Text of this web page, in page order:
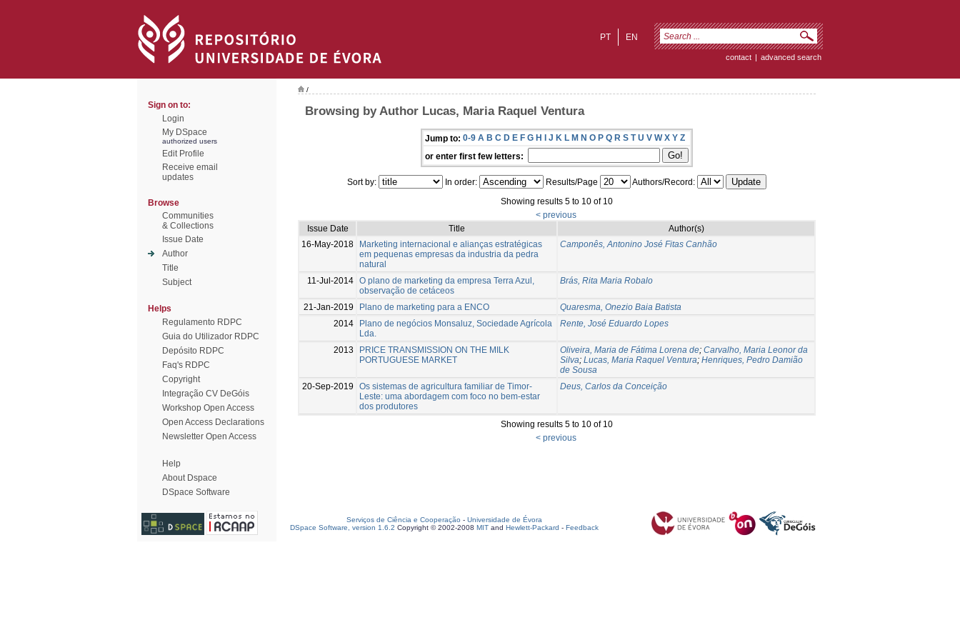
EN
PT
contact | advanced search
Sign on to:
Login
My DSpace
authorized users
Edit Profile
Receive email
updates
Browse
Communities
& Collections
Issue Date
Author
Title
Subject
Helps
Regulamento RDPC
Guia do Utilizador RDPC
Depósito RDPC
Faq's RDPC
Copyright
Integração CV DeGóis
Workshop Open Access
Open Access Declarations
Newsletter Open Access
Help
About Dspace
DSpace Software
/
Browsing by Author Lucas, Maria Raquel Ventura
Jump to: 0-9 A B C D E F G H I J K L M N O P Q R S T U V W X Y Z
or enter first few letters:
Sort by: In order: Results/Page
Authors/Record:
Showing results 5 to 10 of 10
< previous
Issue Date
Title
Author(s)
16-May-2018
Marketing internacional e alianças estratégicas
em pequenas empresas da industria da pedra
natural
Camponês, Antonino José Fitas Canhão
11-Jul-2014 O plano de marketing da empresa Terra Azul,
observação de cetáceos
Brás, Rita Maria Robalo
21-Jan-2019 Plano de marketing para a ENCO
Quaresma, Onezio Baia Batista
2014
Plano de negócios Monsaluz, Sociedade Agrícola
Lda.
Rente, José Eduardo Lopes
2013
PRICE TRANSMISSION ON THE MILK
PORTUGUESE MARKET
Oliveira, Maria de Fátima Lorena de; Carvalho, Maria Leonor da
Silva; Lucas, Maria Raquel Ventura; Henriques, Pedro Damião
de Sousa
20-Sep-2019
Os sistemas de agricultura familiar de Timor-
Leste: uma abordagem com foco no bem-estar
dos produtores
Deus, Carlos da Conceição
Showing results 5 to 10 of 10
< previous
Serviços de Ciência e Cooperação - Universidade de Évora
DSpace Software, version 1.6.2 Copyright © 2002-2008 MIT and Hewlett-Packard - Feedback